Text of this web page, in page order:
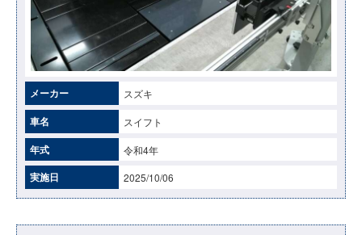
メーカー スズキ
車名 スイフト
年式 令和4年
実施日 2025/10/06